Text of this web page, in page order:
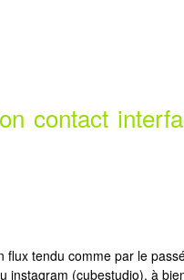
contact
tendu comme par le
instagram (cubestudio). à